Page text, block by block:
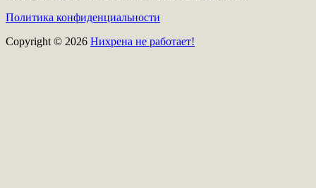
Политика конфиденциальности
Copyright © 2026 Нихрена не работает!